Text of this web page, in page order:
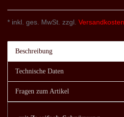
* inkl. ges. MwSt. zzgl. Versandkosten
Beschreibung
Technische Daten
Fragen zum Artikel